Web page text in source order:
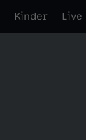
Kinder Live